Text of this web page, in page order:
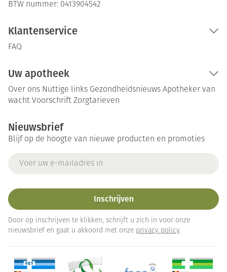
BTW nummer: 0413904542
Klantenservice
FAQ
Uw apotheek
Over ons Nuttige links Gezondheidsnieuws Apotheker van
wacht Voorschrift Zorgtarieven
Nieuwsbrief
Blijf op de hoogte van nieuwe producten en promoties
Inschrijven
Door op inschrijven te klikken, schrijft u zich in voor onze
nieuwsbrief en gaat u akkoord met onze privacy policy.